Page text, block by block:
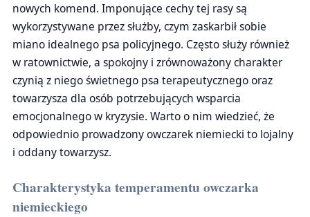
nowych komend. Imponujące cechy tej rasy są
wykorzystywane przez służby, czym zaskarbił sobie
miano idealnego psa policyjnego. Często służy również
w ratownictwie, a spokojny i zrównoważony charakter
czynią z niego świetnego psa terapeutycznego oraz
towarzysza dla osób potrzebujących wsparcia
emocjonalnego w kryzysie. Warto o nim wiedzieć, że
odpowiednio prowadzony owczarek niemiecki to lojalny
i oddany towarzysz.
Charakterystyka temperamentu owczarka
niemieckiego